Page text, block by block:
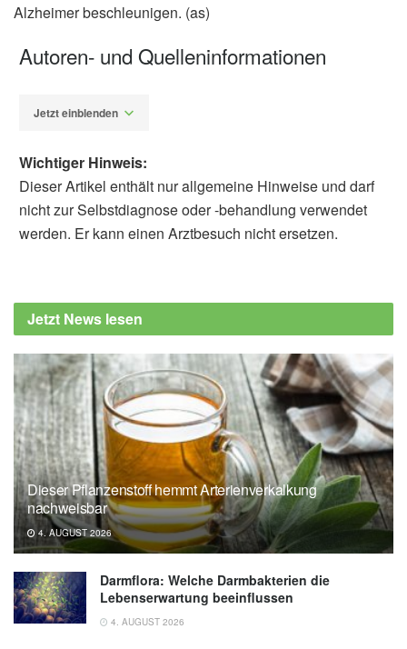
Alzheimer beschleunigen. (as)
Autoren- und Quelleninformationen
Jetzt einblenden
Zahid, Scott Ritchie, Jerome I. Rotter, et al.:
Neurocognitive trajectory and proteomic
disease; in: PLOS Genetics (veröffentlicht
01.09.2022),PLOS Genetics
PLOS: New method could aid Alzheimer’s
research by predicting risk before symptoms
start (veröffentlicht 01.09.2022),PLOS
Wichtiger Hinweis:
Dieser Artikel enthält nur allgemeine Hinweise und darf
nicht zur Selbstdiagnose oder -behandlung verwendet
werden. Er kann einen Arztbesuch nicht ersetzen.
Jetzt News lesen
Dieser Pflanzenstoff hemmt Arterienverkalkung
nachweisbar
4. AUGUST 2026
Darmflora: Welche Darmbakterien die
Lebenserwartung beeinflussen
4. AUGUST 2026